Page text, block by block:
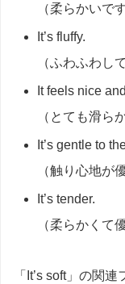
（柔らかいです
It’s fluffy.
（ふわふわし
It feels nice
（とても滑ら
It’s gentle to
（触り心地が
It’s tender.
（柔らかくて
「It’s soft」の関